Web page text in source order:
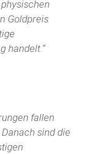
Goldpreis
handelt.“
fallen
sind die